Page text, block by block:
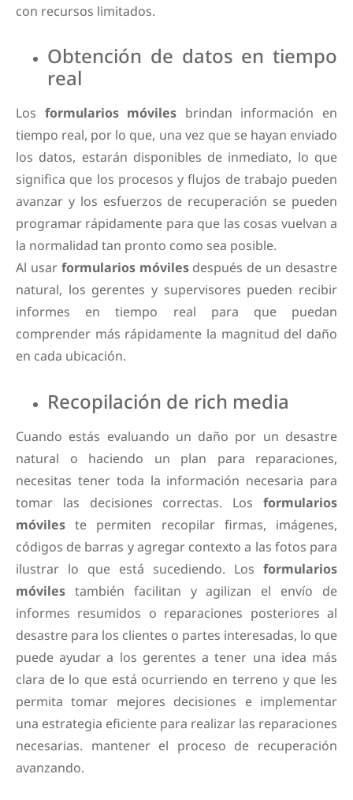
con recursos limitados.
Obtención de datos en tiempo
real
Los formularios móviles brindan información en
tiempo real, por lo que, una vez que se hayan enviado
los datos, estarán disponibles de inmediato, lo que
significa que los procesos y flujos de trabajo pueden
avanzar y los esfuerzos de recuperación se pueden
programar rápidamente para que las cosas vuelvan a
la normalidad tan pronto como sea posible.
Al usar formularios móvilesdespués de un desastre
natural, los gerentes y supervisores pueden recibir
informes en tiempo real para que puedan
comprender más rápidamente la magnitud del daño
en cada ubicación.
Recopilación de rich media
Cuando estás evaluando un daño por un desastre
natural o haciendo un plan para reparaciones,
necesitas tener toda la información necesaria para
tomar las decisiones correctas. Los formularios
móviles te permiten recopilar firmas, imágenes,
códigos de barras y agregar contexto a las fotos para
ilustrar lo que está sucediendo. Los formularios
móviles también facilitan y agilizan el envío de
informes resumidos o reparaciones posteriores al
desastre para los clientes o partes interesadas, lo que
puede ayudar a los gerentes a tener una idea más
clara de lo que está ocurriendo en terreno y que les
permita tomar mejores decisiones e implementar
una estrategia eficiente para realizar las reparaciones
necesarias. mantener el proceso de recuperación
avanzando.